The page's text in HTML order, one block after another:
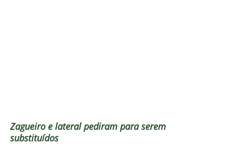
Zagueiro e lateral pediram para serem
substituídos